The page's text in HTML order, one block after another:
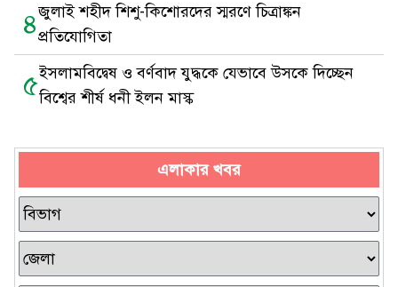
৪জুলাই শহীদ শিশু-কিশোরদের স্মরণে চিত্রাঙ্কন
প্রতিযোগিতা
৫ইসলামবিদ্বেষ ও বর্ণবাদ যুদ্ধকে যেভাবে উসকে দিচ্ছেন
বিশ্বের শীর্ষ ধনী ইলন মাস্ক
এলাকার খবর